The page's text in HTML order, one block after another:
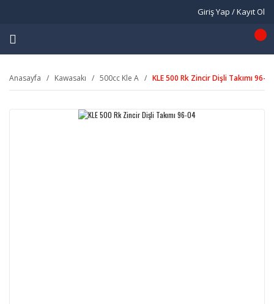
Giriş Yap / Kayıt Ol
Anasayfa Kawasakı 500cc Kle A KLE 500 Rk Zincir Dişli Takımı 96-04